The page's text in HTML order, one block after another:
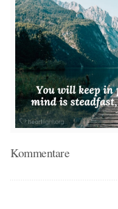
Kommentare